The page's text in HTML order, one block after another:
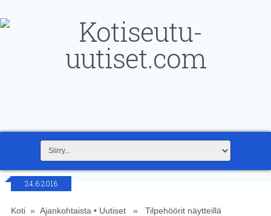
24.6.2016
Koti» Ajankohtaista • Uutiset» Tilpehöörit näytteillä